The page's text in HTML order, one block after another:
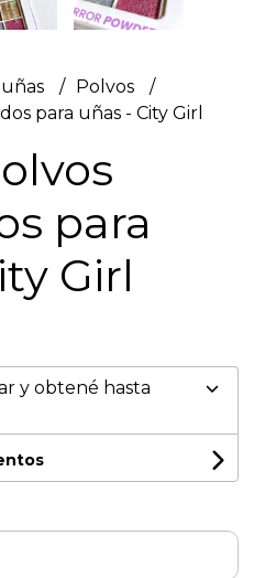
Polvos
para uñas - City Girl
para
Girl
y obtené hasta